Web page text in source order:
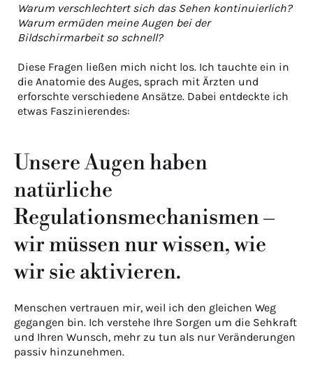
Warum verschlechtert sich das Sehen kontinuierlich?
Warum ermüden meine Augen bei der
Bildschirmarbeit so schnell?
Diese Fragen ließen mich nicht los. Ich tauchte ein in
die Anatomie des Auges, sprach mit Ärzten und
erforschte verschiedene Ansätze. Dabei entdeckte ich
etwas Faszinierendes:
Unsere Augen haben
natürliche
Regulationsmechanismen –
wir müssen nur wissen, wie
wir sie aktivieren.
Menschen vertrauen mir, weil ich den gleichen Weg
gegangen bin. Ich verstehe Ihre Sorgen um die Sehkraft
und Ihren Wunsch, mehr zu tun als nur Veränderungen
passiv hinzunehmen.